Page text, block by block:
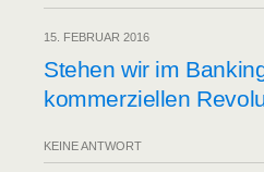
15. FEBRUAR 2016
Ste­hen wir im
kom­mer­zi­el­len
KEINE ANTWORT